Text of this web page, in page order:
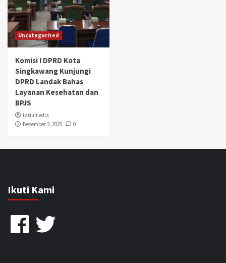
Uncategorized
Komisi I DPRD Kota
Singkawang Kunjungi
DPRD Landak Bahas
Layanan Kesehatan dan
BPJS
tariumedia
Desember 3, 2025
0
Ikuti Kami
FacebookTwitter